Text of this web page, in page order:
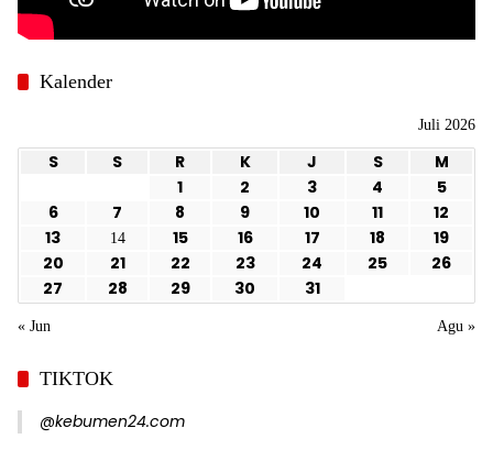
Kalender
Juli 2026
S S R K J S
M
1
2 3 4
5
6
7 8 9 10 11
12
13
14 15 16 17 18
19
20
21 22 23 24 25
26
27
28 29 30 31
« Jun Agu »
TIKTOK
@kebumen24.com